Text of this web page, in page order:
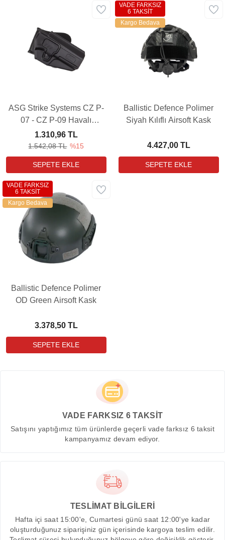
ASG Strike Systems CZ P-
07 - CZ P-09 Havalı
Tabanca Polimer Kılıfı
1.542,08 TL %15
1.310,96 TL
Ballistic Defence Polimer
Siyah Kılıflı Airsoft Kask
4.427,00 TL
VADE FARKSIZ
6 TAKSİT
Kargo Bedava
Ballistic Defence Polimer
OD Green Airsoft Kask
3.378,50 TL
VADE FARKSIZ
6 TAKSİT
Kargo Bedava
VADE FARKSIZ 6 TAKSİT
Satışını yaptığımız tüm ürünlerde geçerli vade farksız 6 taksit
kampanyamız devam ediyor.
TESLİMAT BİLGİLERİ
Hafta içi saat 15:00'e, Cumartesi günü saat 12:00'ye kadar
oluşturduğunuz siparişiniz gün içerisinde kargoya teslim edilir.